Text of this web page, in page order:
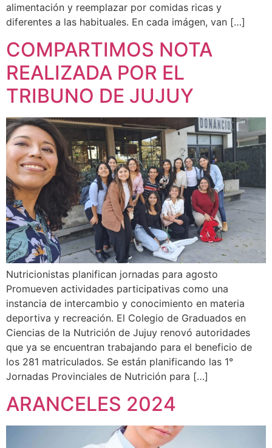
alimentación y reemplazar por comidas ricas y
diferentes a las habituales. En cada imágen, van […]
COMPARTIMOS NOTA
REALIZADA POR EL
TRIBUNO DE JUJUY
Nutricionistas planifican jornadas para agosto
Promueven actividades participativas como una
instancia de intercambio y conocimiento en materia
deportiva y recreación. El Colegio de Graduados en
Ciencias de la Nutrición de Jujuy renovó autoridades
que ya se encuentran trabajando para el beneficio de
los 281 matriculados. Se están planificando las 1°
Jornadas Provinciales de Nutrición para […]
ARANCELES 2024